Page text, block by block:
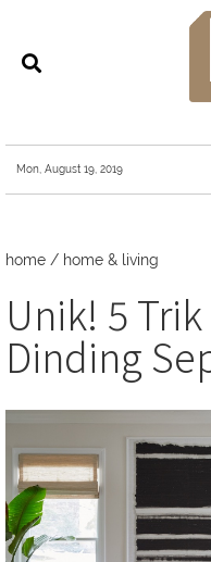
Mon, August 19, 2019
home / home & living
Unik! 5
Dinding